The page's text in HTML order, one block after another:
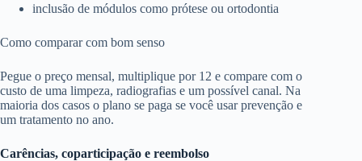
inclusão de módulos como prótese ou ortodontia
Como comparar com bom senso
Pegue o preço mensal, multiplique por 12 e compare com o
custo de uma limpeza, radiografias e um possível canal. Na
maioria dos casos o plano se paga se você usar prevenção e
um tratamento no ano.
Carências, coparticipação e reembolso